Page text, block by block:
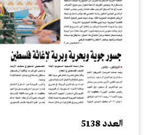
العدد 5138